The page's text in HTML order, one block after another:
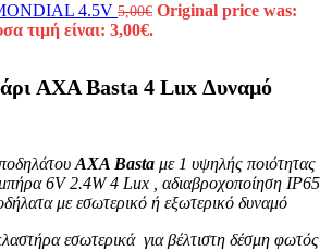
4.5V 5,00€ Original price was:
τιμή είναι: 3,00€.
AXA Basta 4 Lux Δυναμό
AXA Basta με 1 υψηλής ποιότητας
6V 2.4W 4 Lux , αδιαβροχοποίηση IP65
με εσωτερικό ή εξωτερικό δυναμό
εσωτερικά για βέλτιστη δέσμη φωτός